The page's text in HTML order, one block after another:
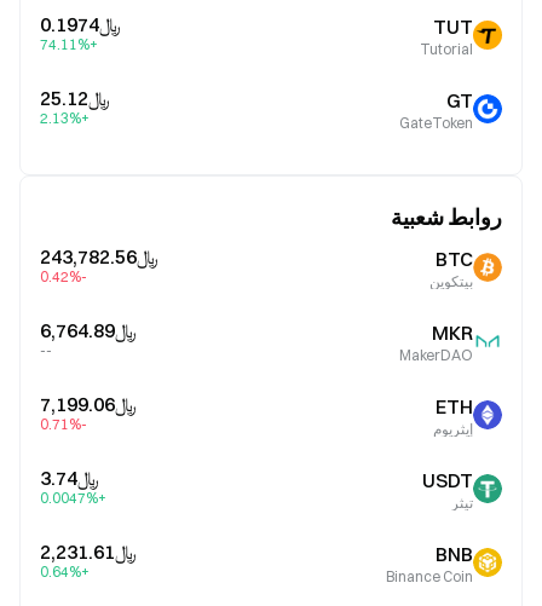
TUT
Tutorial
﷼‎0.1974
+74.11%
GT
GateToken
﷼‎25.12
+2.13%
روابط شعبية
BTC
بيتكوين
﷼‎243,782.56
-0.42%
MKR
MakerDAO
﷼‎6,764.89
--
ETH
إيثريوم
﷼‎7,199.06
-0.71%
USDT
تيثر
﷼‎3.74
+0.0047%
BNB
Binance Coin
﷼‎2,231.61
+0.64%